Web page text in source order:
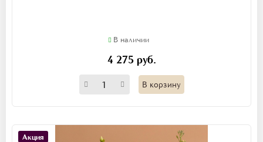
В наличии
4 275 руб.
В корзину
Акция